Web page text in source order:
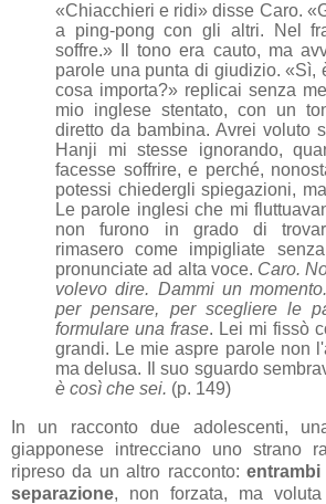
«Chiacchieri e ridi» disse Caro.
a ping-pong con gli altri. Nel
soffre.» Il tono era cauto, ma
parole una punta di giudizio. «Sì,
cosa importa?» replicai senza
mio inglese stentato, con un
diretto da bambina. Avrei voluto
Hanji mi stesse ignorando,
facesse soffrire, e perché,
potessi chiedergli spiegazioni,
Le parole inglesi che mi
non furono in grado di
rimasero come impigliate
pronunciate ad alta voce. Caro.
volevo dire. Dammi un
per pensare, per scegliere le
formulare una frase. Lei mi fissò
grandi. Le mie aspre parole non
ma delusa. Il suo sguardo
è così che sei. (p. 149)
In un racconto due adolescenti,
giapponese intrecciano uno strano
ripreso da un altro racconto:
separazione, non forzata, ma